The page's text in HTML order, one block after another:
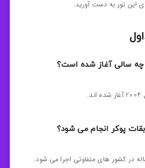
این تور به دست آورید.
چه سالی آغاز شده است؟
پوکر انجام می شود؟
در کشور های متفاوتی اجرا می شود.